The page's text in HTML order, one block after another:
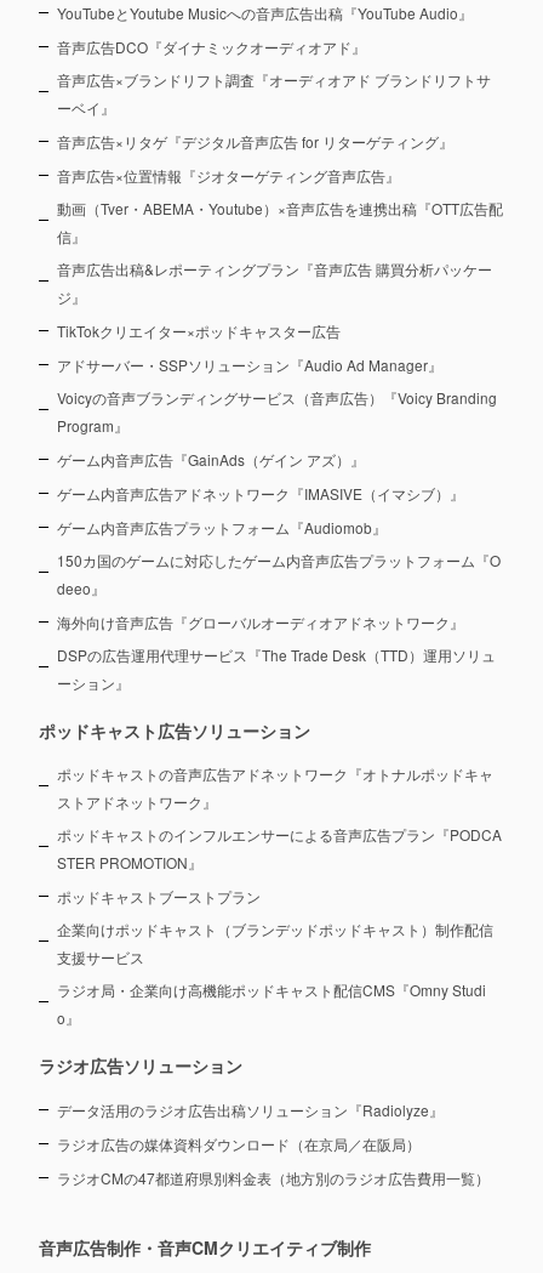
YouTubeとYoutube Musicへの音声広告出稿『YouTube Audio』
音声広告DCO『ダイナミックオーディオアド』
音声広告×ブランドリフト調査『オーディオアド ブランドリフトサ
ーベイ』
音声広告×リタゲ『デジタル音声広告 for リターゲティング』
音声広告×位置情報『ジオターゲティング音声広告』
動画（Tver・ABEMA・Youtube）×音声広告を連携出稿『OTT広告配
信』
音声広告出稿&レポーティングプラン『音声広告 購買分析パッケー
ジ』
TikTokクリエイター×ポッドキャスター広告
アドサーバー・SSPソリューション『Audio Ad Manager』
Voicyの音声ブランディングサービス（音声広告）『Voicy Branding
Program』
ゲーム内音声広告『GainAds（ゲイン アズ）』
ゲーム内音声広告アドネットワーク『IMASIVE（イマシブ）』
ゲーム内音声広告プラットフォーム『Audiomob』
150カ国のゲームに対応したゲーム内音声広告プラットフォーム『O
deeo』
海外向け音声広告『グローバルオーディオアドネットワーク』
DSPの広告運用代理サービス『The Trade Desk（TTD）運用ソリュ
ーション』
ポッドキャスト広告ソリューション
ポッドキャストの音声広告アドネットワーク『オトナルポッドキャ
ストアドネットワーク』
ポッドキャストのインフルエンサーによる音声広告プラン『PODCA
STER PROMOTION』
ポッドキャストブーストプラン
企業向けポッドキャスト（ブランデッドポッドキャスト）制作配信
支援サービス
ラジオ局・企業向け高機能ポッドキャスト配信CMS『Omny Studi
o』
ラジオ広告ソリューション
データ活用のラジオ広告出稿ソリューション『Radiolyze』
ラジオ広告の媒体資料ダウンロード（在京局／在阪局）
ラジオCMの47都道府県別料金表（地方別のラジオ広告費用一覧）
音声広告制作・音声CMクリエイティブ制作